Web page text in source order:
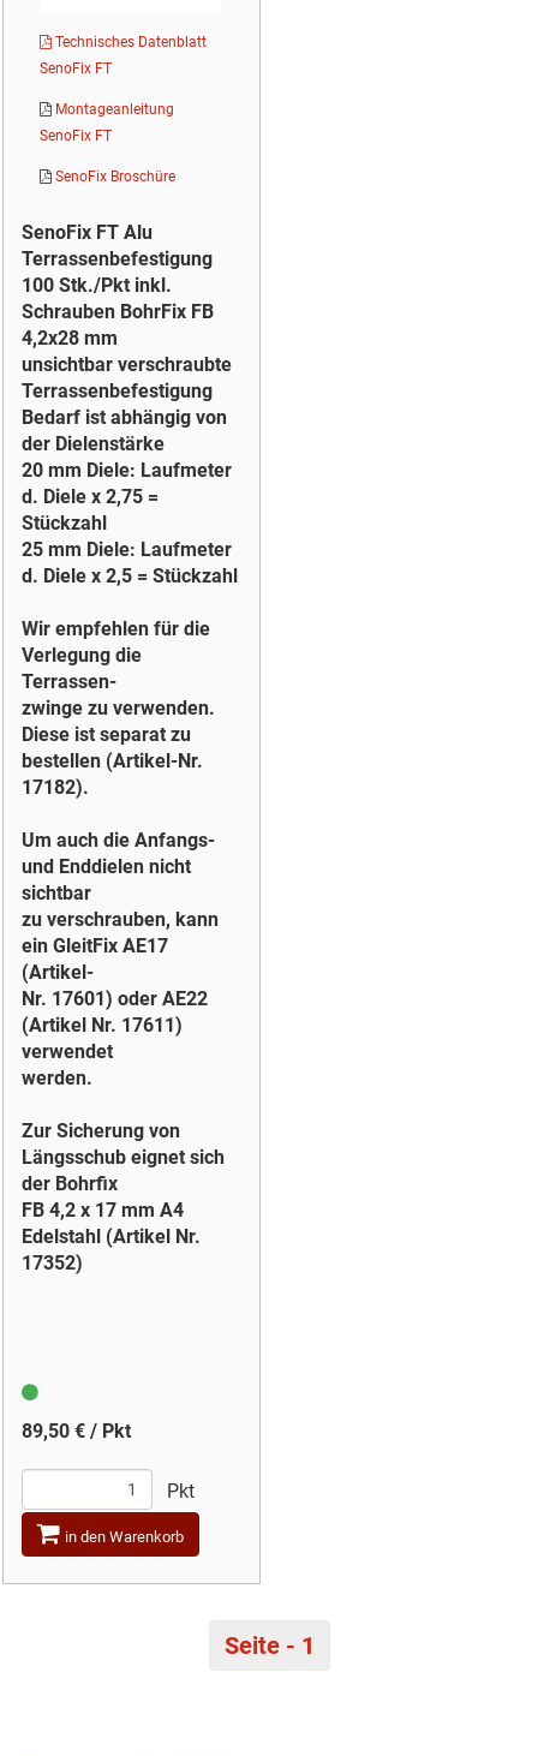
Technisches Datenblatt
SenoFix FT
Montageanleitung
SenoFix FT
SenoFix Broschüre
SenoFix FT Alu
Terrassenbefestigung
100 Stk./Pkt inkl.
Schrauben BohrFix FB
4,2x28 mm
unsichtbar verschraubte
Terrassenbefestigung
Bedarf ist abhängig von
der Dielenstärke
20 mm Diele: Laufmeter
d. Diele x 2,75 =
Stückzahl
25 mm Diele: Laufmeter
d. Diele x 2,5 = Stückzahl
Wir empfehlen für die
Verlegung die
Terrassen-
zwinge zu verwenden.
Diese ist separat zu
bestellen (Artikel-Nr.
17182).
Um auch die Anfangs-
und Enddielen nicht
sichtbar
zu verschrauben, kann
ein GleitFix AE17
(Artikel-
Nr. 17601) oder AE22
(Artikel Nr. 17611)
verwendet
werden.
Zur Sicherung von
Längsschub eignet sich
der Bohrfix
FB 4,2 x 17 mm A4
Edelstahl (Artikel Nr.
17352)
89,50 € / Pkt
Pkt
in den Warenkorb
Seite - 1